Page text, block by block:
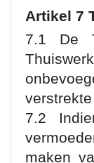
Artikel 7
7.1 De
7.2
maken